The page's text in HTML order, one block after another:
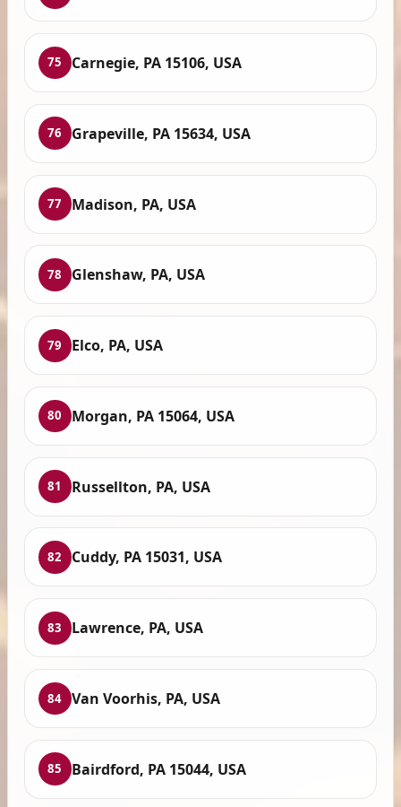
75 Carnegie, PA 15106, USA
76 Grapeville, PA 15634, USA
77 Madison, PA, USA
78 Glenshaw, PA, USA
79 Elco, PA, USA
80 Morgan, PA 15064, USA
81 Russellton, PA, USA
82 Cuddy, PA 15031, USA
83 Lawrence, PA, USA
84 Van Voorhis, PA, USA
85 Bairdford, PA 15044, USA